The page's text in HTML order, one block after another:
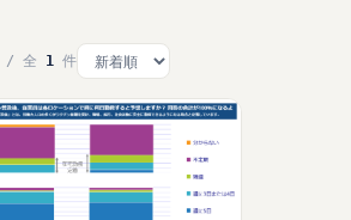
/ 全 1 件